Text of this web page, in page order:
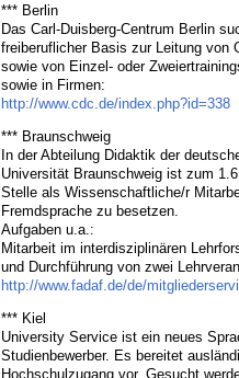
*** Berlin
Das Carl-Duisberg-Centrum Berlin
freiberuflicher Basis zur Leitung von
sowie von Einzel- oder
sowie in Firmen:
http://www.cdc.de/index.php?id=338
*** Braunschweig
In der Abteilung Didaktik der
Universität Braunschweig ist zum
Stelle als Wissenschaftliche/r
Fremdsprache zu besetzen.
Aufgaben u.a.:
Mitarbeit im interdisziplinären
und Durchführung von zwei
http://www.fadaf.de/de/
*** Kiel
University Service ist ein neues
Studienbewerber. Es bereitet
Hochschulzugang vor. Gesucht